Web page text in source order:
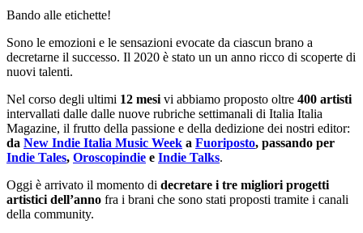
Bando alle etichette!
Sono le emozioni e le sensazioni evocate da ciascun brano a
decretarne il successo. Il 2020 è stato un un anno ricco di scoperte di
nuovi talenti.
Nel corso degli ultimi 12 mesi vi abbiamo proposto oltre 400 artisti
intervallati dalle dalle nuove rubriche settimanali di Italia Italia
Magazine, il frutto della passione e della dedizione dei nostri editor:
da New Indie Italia Music Week a Fuoriposto, passando per
Indie Tales, Oroscopindie e Indie Talks.
Oggi è arrivato il momento di decretare i tre migliori progetti
artistici dell’anno fra i brani che sono stati proposti tramite i canali
della community.